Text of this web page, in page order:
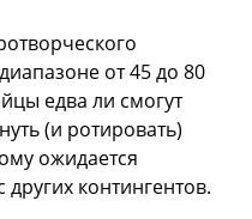
от 45 до 80
едва ли смогут
(и ротировать)
ожидается
контингентов.